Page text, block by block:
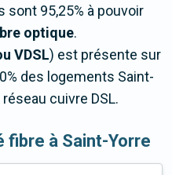
sont 95,25% à pouvoir
optique.
VDSL) est présente sur
des logements Saint-
cuivre DSL.
fibre à Saint-Yorre